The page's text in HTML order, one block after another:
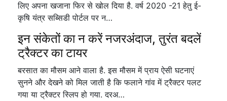
लिए अपना खजाना फिर से खोल दिया है. वर्ष 2020 -21 हेतु ई-
कृषि यंत्र सब्सिडी पोर्टल पर न…
इन संकेतों का न करें नजरअंदाज, तुरंत बदलें
ट्रैक्टर का टायर
बरसात का मौसम आने वाला है. इस मौसम में प्राय ऐसी घटनाएं
सुनने और देखने को मिल जाती है कि फलाने गांव में ट्रैक्टर पलट
गया या ट्रैक्टर स्लिप हो गया. दरअ…